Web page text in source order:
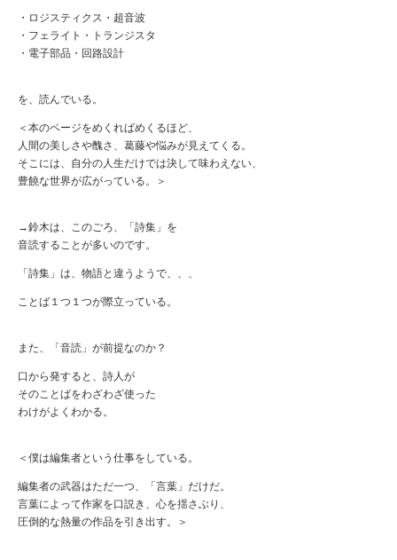
・ロジスティクス・超音波
・フェライト・トランジスタ
・電子部品・回路設計
を、読んでいる。
＜本のページをめくればめくるほど、
人間の美しさや醜さ、葛藤や悩みが見えてくる。
そこには、自分の人生だけでは決して味わえない、
豊饒な世界が広がっている。＞
→鈴木は、このごろ、「詩集」を
音読することが多いのです。
「詩集」は、物語と違うようで、、、
ことば１つ１つが際立っている。
また、「音読」が前提なのか？
口から発すると、詩人が
そのことばをわざわざ使った
わけがよくわかる。
＜僕は編集者という仕事をしている。
編集者の武器はただ一つ、「言葉」だけだ。
言葉によって作家を口説き、心を揺さぶり、
圧倒的な熱量の作品を引き出す。＞